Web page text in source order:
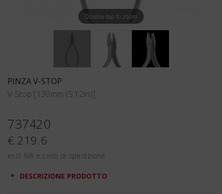
Double tap to zoom
PINZA V-STOP
V-Stop [130mm (5.12in)]
737420
€ 219.6
escl. IVA e costi di spedizione
DESCRIZIONE PRODOTTO